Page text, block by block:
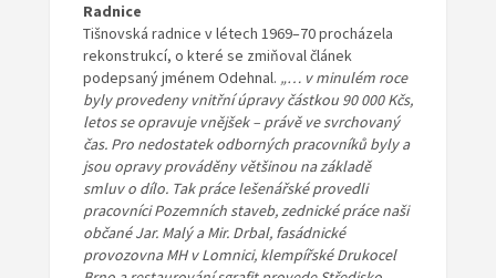
Radnice
Tišnovská radnice v létech 1969–70 procházela
rekonstrukcí, o které se zmiňoval článek
podepsaný jménem Odehnal. „… v minulém roce
byly provedeny vnitřní úpravy částkou 90 000 Kčs,
letos se opravuje vnějšek – právě ve svrchovaný
čas. Pro nedostatek odborných pracovníků byly a
jsou opravy prováděny většinou na základě
smluv o dílo. Tak práce lešenářské provedli
pracovníci Pozemních staveb, zednické práce naši
občané Jar. Malý a Mir. Drbal, fasádnické
provozovna MH v Lomnici, klempířské Drukocel